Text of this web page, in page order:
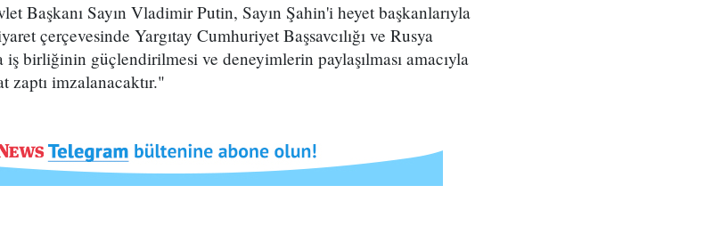
Başkanı Sayın Vladimir Putin, Sayın Şahin'i heyet başkanlarıyla
çerçevesinde Yargıtay Cumhuriyet Başsavcılığı ve Rusya
iş birliğinin güçlendirilmesi ve deneyimlerin paylaşılması amacıyla
zaptı imzalanacaktır."